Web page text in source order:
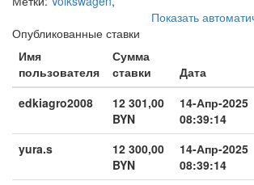
Показать
Опубликованные ставки
Имя
пользователя
Сумма
ставки
Дата
edkiagro2008
12 301,00
BYN
14-Апр-2025
08:39:14
yura.s
12 300,00
BYN
14-Апр-2025
08:39:14